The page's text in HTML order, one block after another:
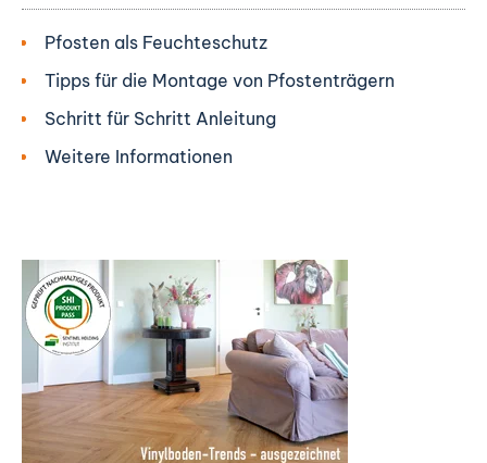
Pfosten als Feuchteschutz
Tipps für die Montage von Pfostenträgern
Schritt für Schritt Anleitung
Weitere Informationen